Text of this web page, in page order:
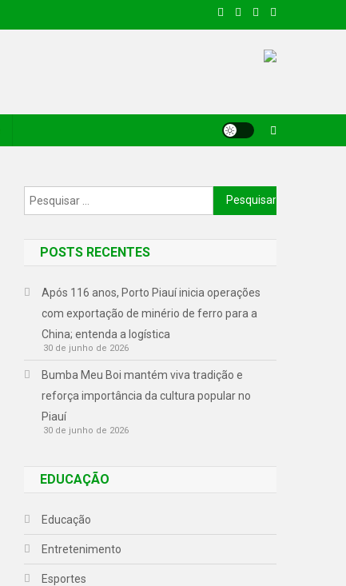
POSTS RECENTES
Após 116 anos, Porto Piauí inicia operações
com exportação de minério de ferro para a
China; entenda a logística
30 de junho de 2026
Bumba Meu Boi mantém viva tradição e
reforça importância da cultura popular no
Piauí
30 de junho de 2026
EDUCAÇÃO
Educação
Entretenimento
Esportes